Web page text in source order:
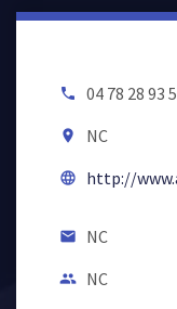
local_phone 04 78 28 93
room NC
language http://
email NC
people NC